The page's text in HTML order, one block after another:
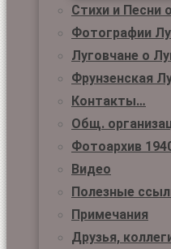
Стихи и Песни
Фотографии
Луговчане о
Фрунзенская
Контакты…
Общ.
Фотоархив
Видео
Полезные
Примечания
Друзья,